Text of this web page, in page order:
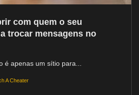
com quem o seu
trocar mensagens no
é apenas um sítio para...
A Cheater